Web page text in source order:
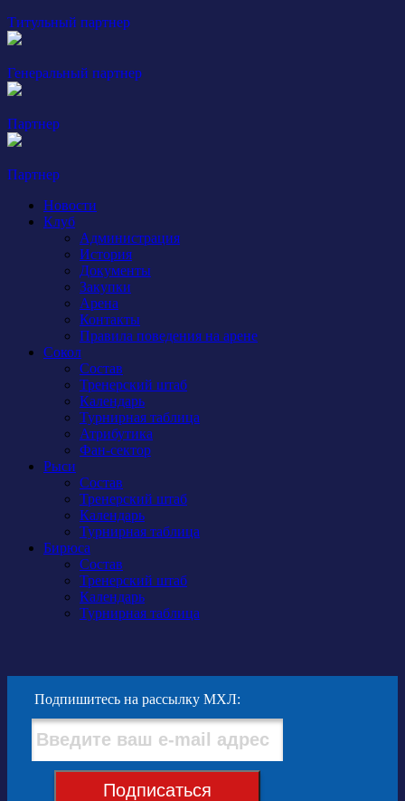
Титульный партнер
Генеральный партнер
Партнер
Партнер
Новости
Клуб
Администрация
История
Документы
Закупки
Арена
Контакты
Правила поведения на арене
Сокол
Состав
Тренерский штаб
Календарь
Турнирная таблица
Атрибутика
Фан-сектор
Рыси
Состав
Тренерский штаб
Календарь
Турнирная таблица
Бирюса
Состав
Тренерский штаб
Календарь
Турнирная таблица
Подпишитесь на рассылку МХЛ:
Подписаться